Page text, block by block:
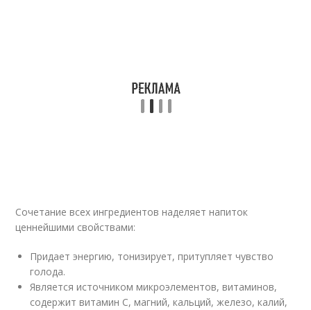
Сочетание всех ингредиентов наделяет напиток
ценнейшими свойствами:
Придает энергию, тонизирует, притупляет чувство
голода.
Является источником микроэлементов, витаминов,
содержит витамин C, магний, кальций, железо, калий,